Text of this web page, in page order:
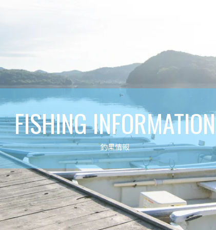
FISHING INFORMATION
釣果情報